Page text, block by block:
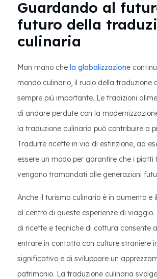
Guardando al
futuro della
culinaria
Man mano che la globalizzazione
mondo culinario, il ruolo della traduzione
sempre più importante. Le tradizioni
di andare perdute con la
la traduzione culinaria può contribuire a
Tradurre ricette in via di estinzione, ad
essere un modo per garantire che i piatti
vengano tramandati alle generazioni
Anche il turismo culinario è in aumento e
al centro di queste esperienze di
di ricette e tecniche di cottura consente
entrare in contatto con culture straniere
significativo e di sviluppare un
patrimonio. La traduzione culinaria